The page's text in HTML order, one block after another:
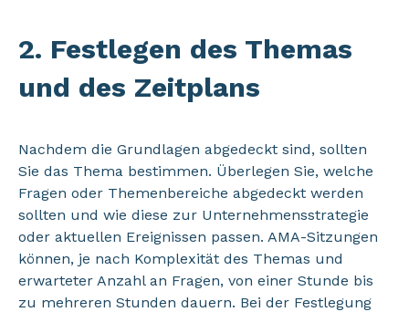
2. Festlegen des Themas
und des Zeitplans
Nachdem die Grundlagen abgedeckt sind, sollten
Sie das Thema bestimmen. Überlegen Sie, welche
Fragen oder Themenbereiche abgedeckt werden
sollten und wie diese zur Unternehmensstrategie
oder aktuellen Ereignissen passen. AMA-Sitzungen
können, je nach Komplexität des Themas und
erwarteter Anzahl an Fragen, von einer Stunde bis
zu mehreren Stunden dauern. Bei der Festlegung